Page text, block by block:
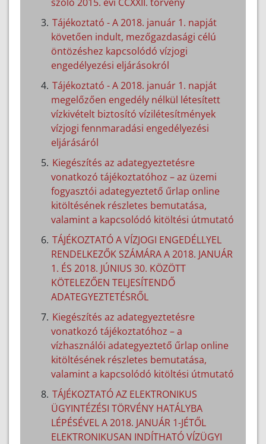
Tájékoztató - A 2018. január 1. napját
követően indult, mezőgazdasági célú
öntözéshez kapcsolódó vízjogi
engedélyezési eljárásokról
Tájékoztató - A 2018. január 1. napját
megelőzően engedély nélkül létesített
vízkivételt biztosító vízilétesítmények
vízjogi fennmaradási engedélyezési
eljárásáról
Kiegészítés az adategyeztetésre
vonatkozó tájékoztatóhoz – az üzemi
fogyasztói adategyeztető űrlap online
kitöltésének részletes bemutatása,
valamint a kapcsolódó kitöltési útmutató
TÁJÉKOZTATÓ A VÍZJOGI ENGEDÉLLYEL
RENDELKEZŐK SZÁMÁRA A 2018. JANUÁR
1. ÉS 2018. JÚNIUS 30. KÖZÖTT
KÖTELEZŐEN TELJESÍTENDŐ
ADATEGYEZTETÉSRŐL
Kiegészítés az adategyeztetésre
vonatkozó tájékoztatóhoz – a
vízhasználói adategyeztető űrlap online
kitöltésének részletes bemutatása,
valamint a kapcsolódó kitöltési útmutató
TÁJÉKOZTATÓ AZ ELEKTRONIKUS
ÜGYINTÉZÉSI TÖRVÉNY HATÁLYBA
LÉPÉSÉVEL A 2018. JANUÁR 1-JÉTŐL
ELEKTRONIKUSAN INDÍTHATÓ VÍZÜGYI